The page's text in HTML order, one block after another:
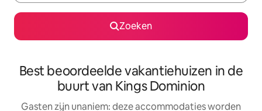
Zoeken
Best beoordeelde vakantiehuizen in de
buurt van Kings Dominion
Gasten zijn unaniem: deze accommodaties worden